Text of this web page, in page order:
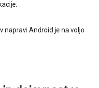
napravi Android je na voljo